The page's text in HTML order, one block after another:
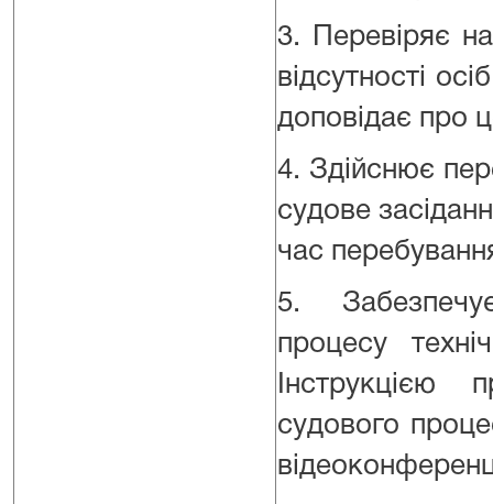
3. Перевіряє
відсутності
доповідає про
4. Здійснює
судове
час
5.
процесу
Інструкцією
судового